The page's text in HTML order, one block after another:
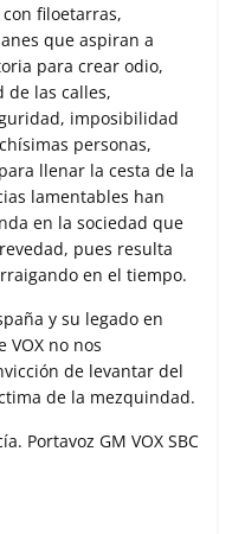
filoetarras,
que aspiran a
para crear odio,
las calles,
imposibilidad
personas,
llenar la cesta de la
lamentables han
en la sociedad que
pues resulta
en el tiempo.
y su legado en
VOX no nos
de levantar del
de la mezquindad.
Portavoz GM VOX SBC